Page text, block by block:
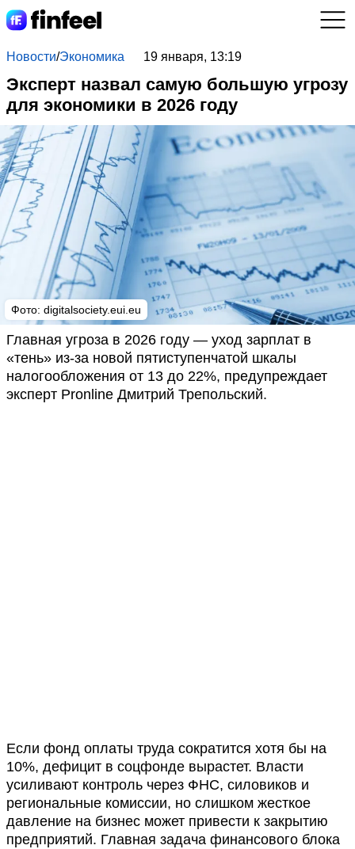
Новости/Экономика 19 января, 13:19
Эксперт назвал самую большую угрозу
для экономики в 2026 году
Фото: digitalsociety.eui.eu
Главная угроза в 2026 году — уход зарплат в
«тень» из-за новой пятиступенчатой шкалы
налогообложения от 13 до 22%, предупреждает
эксперт Pronline Дмитрий Трепольский.
Если фонд оплаты труда сократится хотя бы на
10%, дефицит в соцфонде вырастет. Власти
усиливают контроль через ФНС, силовиков и
региональные комиссии, но слишком жесткое
давление на бизнес может привести к закрытию
предприятий. Главная задача финансового блока